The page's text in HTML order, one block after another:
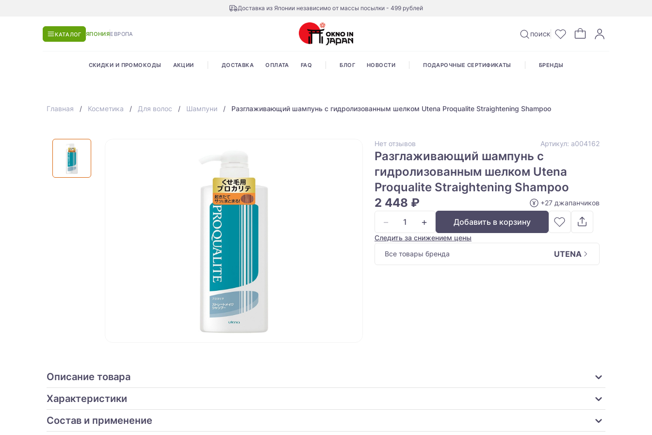
Доставка из Японии независимо от массы посылки - 499 рублей
КАТАЛОГ ЯПОНИЯЕВРОПА ПОИСК
СКИДКИ И ПРОМОКОДЫ АКЦИИ ДОСТАВКА ОПЛАТА FAQ БЛОГ НОВОСТИ ПОДАРОЧНЫЕ СЕРТИФИКАТЫ БРЕНДЫ
Главная Косметика Для волос Шампуни Разглаживающий шампунь с гидролизованным шелком Utena Proqualite Straightening Shampoo
Нет отзывов Артикул: а004162
Разглаживающий шампунь с
гидролизованным шелком Utena
Proqualite Straightening Shampoo
2 448 ₽
+27 джапанчиков
− + Добавить в корзину
Следить за снижением цены
Все товары бренда
UTENA
Описание товара
Характеристики
Состав и применение